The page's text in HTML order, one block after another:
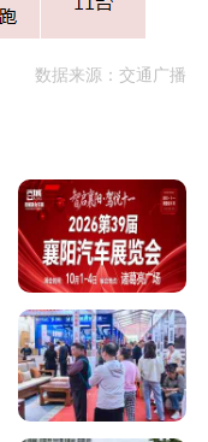
数据来源：交通广播